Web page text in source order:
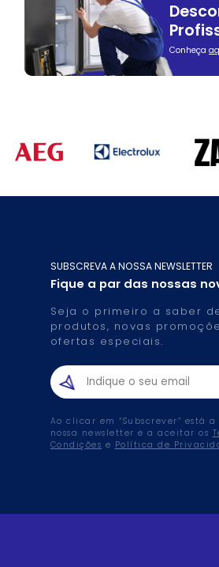
Conheça
SUBSCREVA A NOSSA NEWSLETTER
Fique a par das nossas
Seja o primeiro a saber
produtos, novas
ofertas especiais.
Ao clicar em “Subscrever” está
nossa newsletter e a aceitar os
Condições e Política de